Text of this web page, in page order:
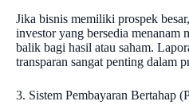
Jika bisnis memiliki prospek
investor yang bersedia menanam
balik bagi hasil atau saham.
transparan sangat penting dalam
3. Sistem Pembayaran Bertahap